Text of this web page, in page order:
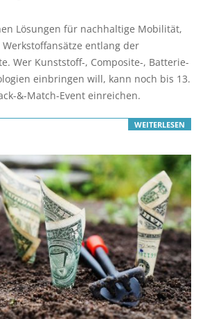
Lösungen für nachhaltige Mobilität,
entlang der
Wer Kunststoff-, Composite-, Batterie-
einbringen will, kann noch bis 13.
&-Match-Event einreichen.
WEITERLESEN